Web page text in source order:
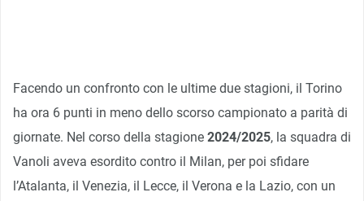
Facendo un confronto con le ultime due stagioni, il Torino
ha ora 6 punti in meno dello scorso campionato a parità di
giornate. Nel corso della stagione 2024/2025, la squadra di
Vanoli aveva esordito contro il Milan, per poi sfidare
l’Atalanta, il Venezia, il Lecce, il Verona e la Lazio, con un